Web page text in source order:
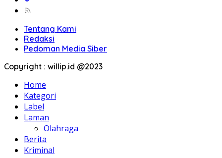
Tentang Kami
Redaksi
Pedoman Media Siber
Copyright : willip.id @2023
Home
Kategori
Label
Laman
Olahraga
Berita
Kriminal